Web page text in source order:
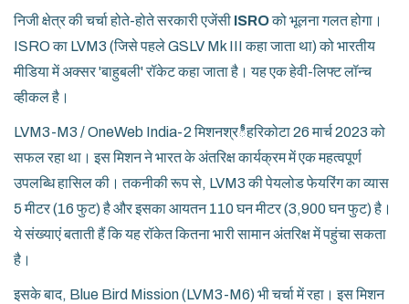
निजी क्षेत्र की चर्चा होते-होते सरकारी एजेंसी ISROको भूलना गलत होगा।
ISRO का LVM3 (जिसे पहले GSLV Mk III कहा जाता था) को भारतीय
मीडिया में अक्सर 'बाहुबली' रॉकेट कहा जाता है। यह एक हेवी-लिफ्ट लॉन्च
व्हीकल है।
LVM3-M3 / OneWeb India-2 मिशनश्रీहरिकोटा26 मार्च 2023 को
सफल रहा था। इस मिशन ने भारत के अंतरिक्ष कार्यक्रम में एक महत्वपूर्ण
उपलब्धि हासिल की। तकनीकी रूप से, LVM3 की पेयलोड फेयरिंग का व्यास
5 मीटर (16 फुट) है और इसका आयतन 110 घन मीटर (3,900 घन फुट) है।
ये संख्याएं बताती हैं कि यह रॉकेत कितना भारी सामान अंतरिक्ष में पहुंचा सकता
है।
इसके बाद, Blue Bird Mission (LVM3-M6)भी चर्चा में रहा। इस मिशन